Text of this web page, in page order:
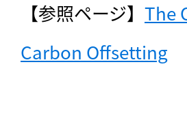
【参照ページ】 The
Carbon Offsetting